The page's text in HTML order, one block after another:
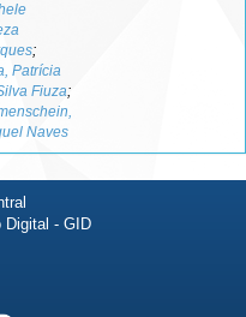
;
Patrícia
Fiuza;
Naves
Digital - GID